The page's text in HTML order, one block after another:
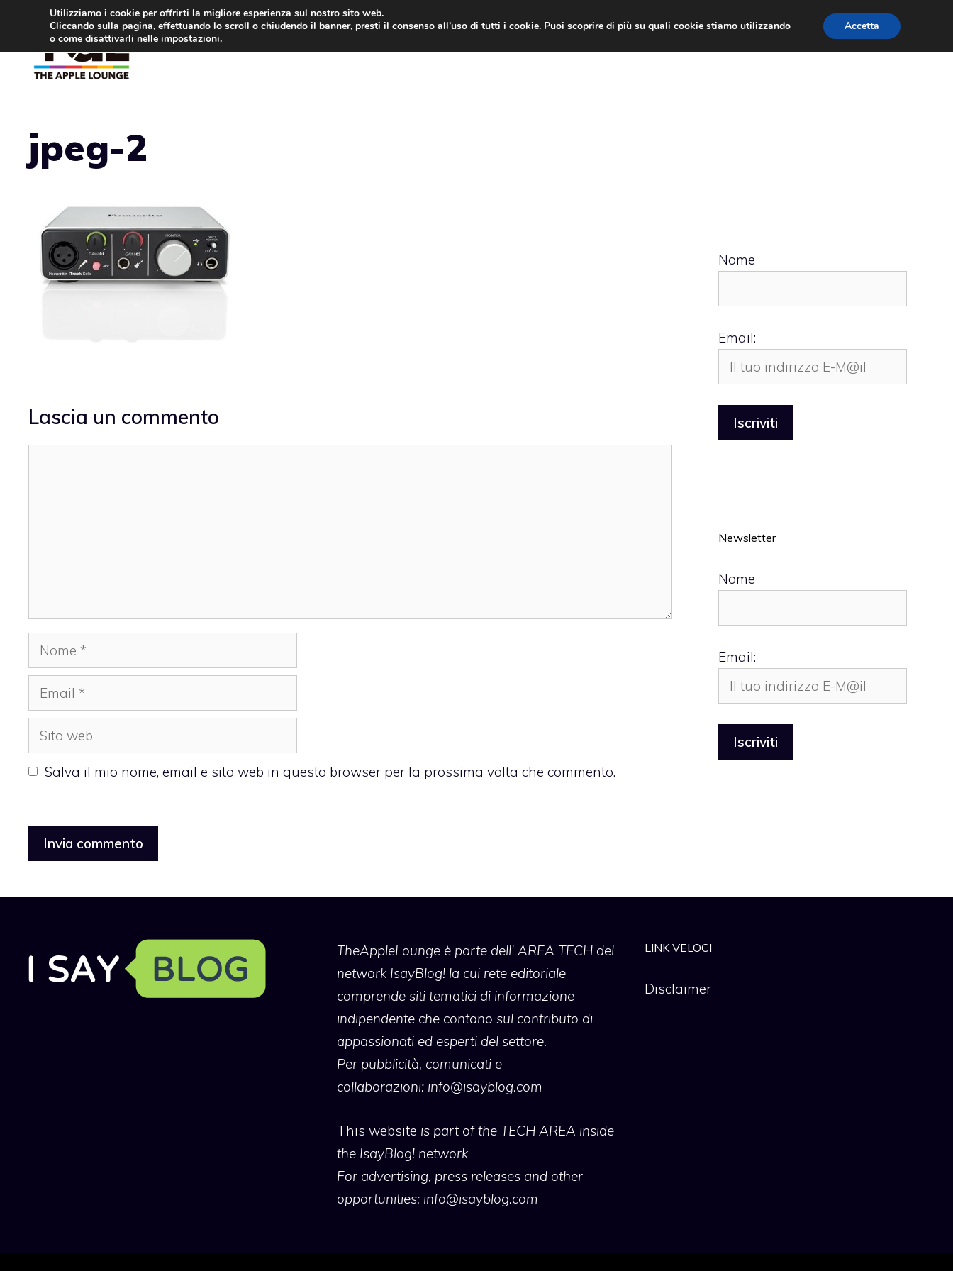
contenuto
jpeg-2
Lascia un commento
Nome
Email
Sito
web
Salva il mio nome, email e sito web in questo browser per la prossima volta che commento.
Nome
Email:
Newsletter
Nome
Email:
TheAppleLoungeè parte dell' AREA TECH del
network IsayBlog! la cui rete editoriale
comprende siti tematici di informazione
indipendente che contano sul contributo di
appassionati ed esperti del settore.
Per pubblicità, comunicati e
collaborazioni: info@isayblog.com
This website is part of the TECH AREA inside
the IsayBlog! network
For advertising, press releases and other
opportunities: info@isayblog.com
LINK VELOCI
Disclaimer
Utilizziamo i cookie per offrirti la migliore esperienza sul nostro sito web.
Cliccando sulla pagina, effettuando lo scroll o chiudendo il banner, presti il consenso all’uso di tutti i cookie. Puoi scoprire di più su quali cookie stiamo utilizzando
o come disattivarli nelle impostazioni.
Accetta